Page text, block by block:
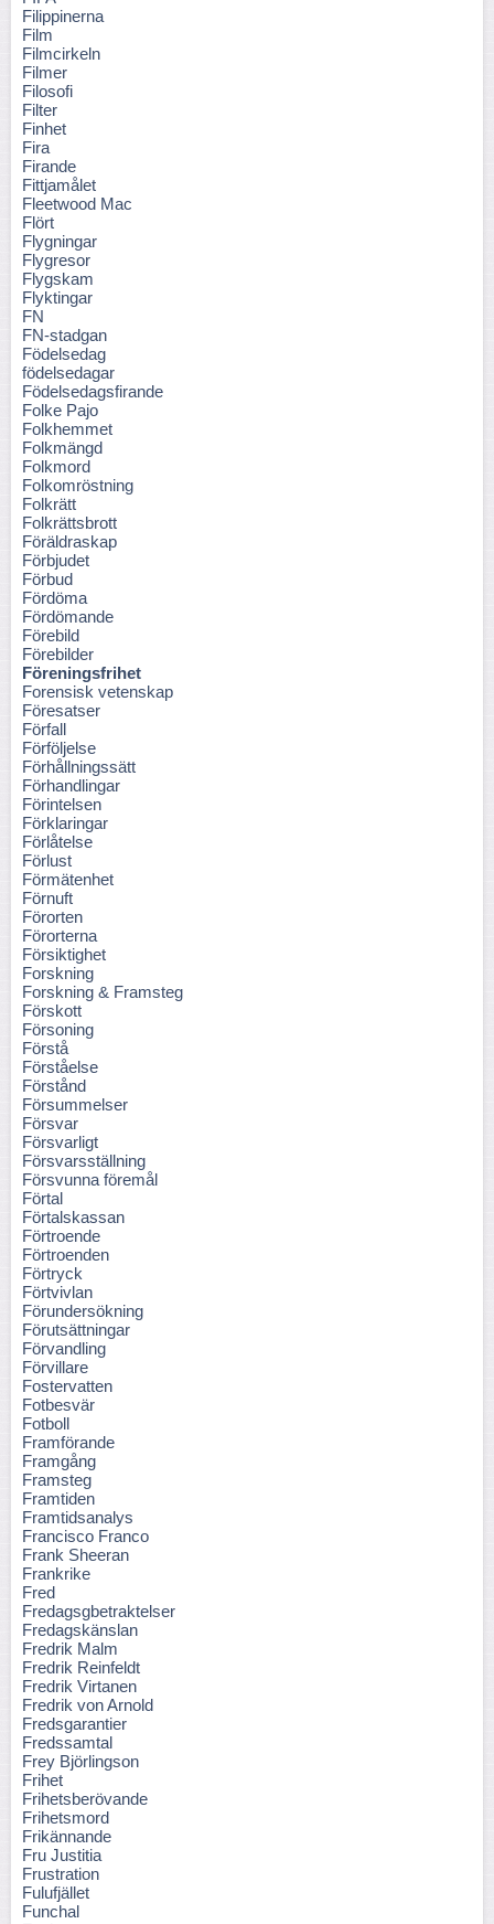
Filippinerna
Film
Filmcirkeln
Filmer
Filosofi
Filter
Finhet
Fira
Firande
Fittjamålet
Fleetwood Mac
Flört
Flygningar
Flygresor
Flygskam
Flyktingar
FN
FN-stadgan
Födelsedag
födelsedagar
Födelsedagsfirande
Folke Pajo
Folkhemmet
Folkmängd
Folkmord
Folkomröstning
Folkrätt
Folkrättsbrott
Föräldraskap
Förbjudet
Förbud
Fördöma
Fördömande
Förebild
Förebilder
Föreningsfrihet
Forensisk vetenskap
Föresatser
Förfall
Förföljelse
Förhållningssätt
Förhandlingar
Förintelsen
Förklaringar
Förlåtelse
Förlust
Förmätenhet
Förnuft
Förorten
Förorterna
Försiktighet
Forskning
Forskning & Framsteg
Förskott
Försoning
Förstå
Förståelse
Förstånd
Försummelser
Försvar
Försvarligt
Försvarsställning
Försvunna föremål
Förtal
Förtalskassan
Förtroende
Förtroenden
Förtryck
Förtvivlan
Förundersökning
Förutsättningar
Förvandling
Förvillare
Fostervatten
Fotbesvär
Fotboll
Framförande
Framgång
Framsteg
Framtiden
Framtidsanalys
Francisco Franco
Frank Sheeran
Frankrike
Fred
Fredagsgbetraktelser
Fredagskänslan
Fredrik Malm
Fredrik Reinfeldt
Fredrik Virtanen
Fredrik von Arnold
Fredsgarantier
Fredssamtal
Frey Björlingson
Frihet
Frihetsberövande
Frihetsmord
Frikännande
Fru Justitia
Frustration
Fulufjället
Funchal